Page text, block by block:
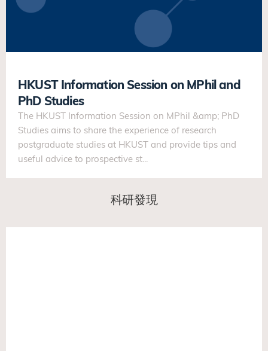
HKUST Information Session on MPhil and
PhD Studies
The HKUST Information Session on MPhil &amp; PhD
Studies aims to share the experience of research
postgraduate studies at HKUST and provide tips and
useful advice to prospective st...
科研發現